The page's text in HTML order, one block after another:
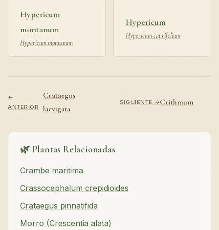
Hypericum
montanum
Hypericum montanum
Hypericum
Hypericum caprifolium
←
ANTERIOR
Crataegus
laevigata
SIGUIENTE →Crithmum
🌿 Plantas Relacionadas
Crambe maritima
Crassocephalum crepidioides
Crataegus pinnatifida
Morro (Crescentia alata)